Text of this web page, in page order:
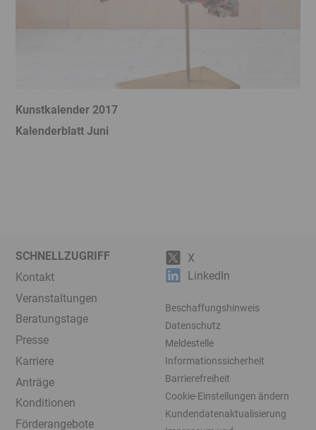
Kunstkalender 2017
Kalenderblatt Juni
SCHNELLZUGRIFF
Kontakt
Veranstaltungen
Beratungstage
Presse
Karriere
Anträge
Konditionen
Förderangebote
X
LinkedIn
Beschaffungshinweis
Datenschutz
Meldestelle
Informationssicherheit
Barrierefreiheit
Cookie-Einstellungen ändern
Kundendatenaktualisierung